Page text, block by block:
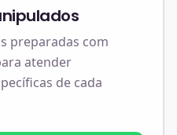
preparadas com
atender
de cada